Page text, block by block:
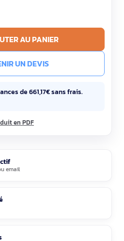
AU PANIER
UN DEVIS
de 661,17€ sans frais.
en PDF
email